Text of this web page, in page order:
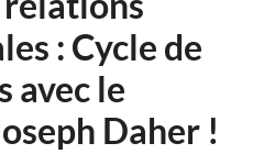
: Cycle de
avec le
Daher !